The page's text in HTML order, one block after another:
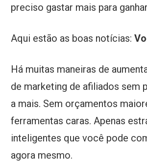
preciso gastar mais para
Aqui estão as boas notícias:
Há muitas maneiras de
de marketing de afiliados sem
a mais. Sem orçamentos
ferramentas caras. Apenas
inteligentes que você pode
agora mesmo.